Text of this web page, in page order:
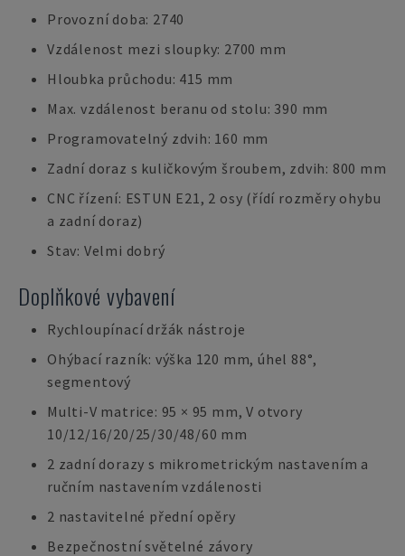
Provozní doba: 2740
Vzdálenost mezi sloupky: 2700 mm
Hloubka průchodu: 415 mm
Max. vzdálenost beranu od stolu: 390 mm
Programovatelný zdvih: 160 mm
Zadní doraz s kuličkovým šroubem, zdvih: 800 mm
CNC řízení: ESTUN E21, 2 osy (řídí rozměry ohybu
a zadní doraz)
Stav: Velmi dobrý
Doplňkové vybavení
Rychloupínací držák nástroje
Ohýbací razník: výška 120 mm, úhel 88°,
segmentový
Multi-V matrice: 95 × 95 mm, V otvory
10/12/16/20/25/30/48/60 mm
2 zadní dorazy s mikrometrickým nastavením a
ručním nastavením vzdálenosti
2 nastavitelné přední opěry
Bezpečnostní světelné závory